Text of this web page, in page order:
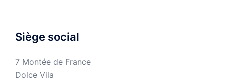
Siège social
7 Montée de France
Dolce Vila